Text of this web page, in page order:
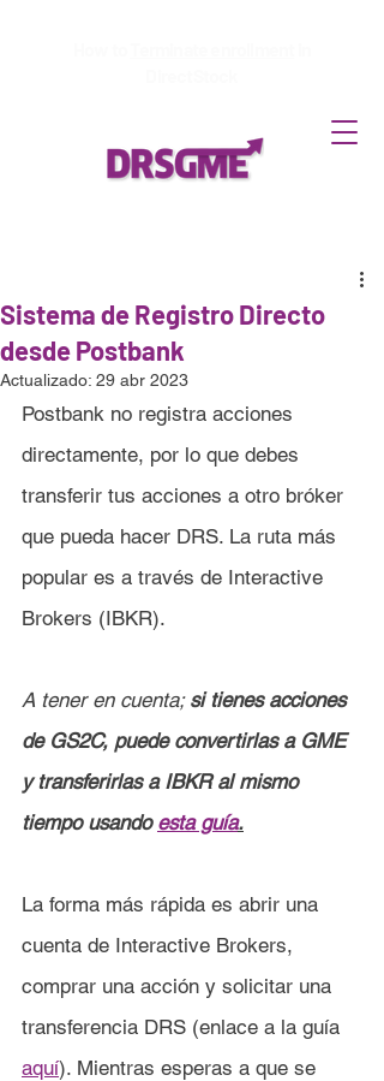
Sistema de Registro Directo
desde Postbank
Actualizado: 29 abr 2023
Postbank no registra acciones
directamente, por lo que debes
transferir tus acciones a otro bróker
que pueda hacer DRS. La ruta más
popular es a través de Interactive
Brokers (IBKR).
A tener en cuenta; si tienes acciones
de GS2C, puede convertirlas a GME
y transferirlas a IBKR al mismo
tiempo usando esta guía.
La forma más rápida es abrir una
cuenta de Interactive Brokers,
comprar una acción y solicitar una
transferencia DRS (enlace a la guía
aquí). Mientras esperas a que se